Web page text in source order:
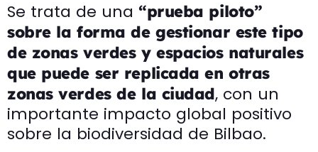
Se trata de una “prueba piloto”
sobre la forma de gestionar este tipo
de zonas verdes y espacios naturales
que puede ser replicada en otras
zonas verdes de la ciudad, con un
importante impacto global positivo
sobre la biodiversidad de Bilbao.